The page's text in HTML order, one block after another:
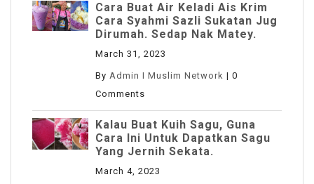
Cara Buat Air Keladi Ais Krim
Cara Syahmi Sazli Sukatan Jug
Dirumah. Sedap Nak Matey.
March 31, 2023
By Admin I Muslim Network | 0
Comments
Kalau Buat Kuih Sagu, Guna
Cara Ini Untuk Dapatkan Sagu
Yang Jernih Sekata.
March 4, 2023